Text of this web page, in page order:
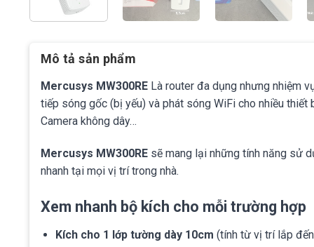
Mô tả sản phẩm
Mercusys MW300RE Là router đa dụng nhưng nhiệm
tiếp sóng gốc (bị yếu) và phát sóng WiFi cho nhiều
Camera không dây…
Mercusys MW300RE sẽ mang lại những tính năng sử
nhanh tại mọi vị trí trong nhà.
Xem nhanh bộ kích cho mỗi trường hợp
Kích cho 1 lớp tường dày 10cm (tính từ vị trí lắp